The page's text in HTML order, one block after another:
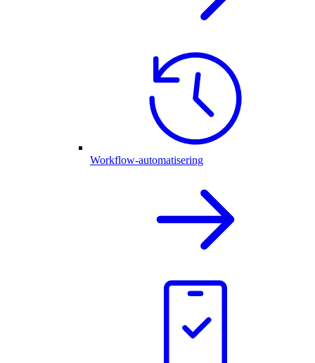
Workflow-automatisering